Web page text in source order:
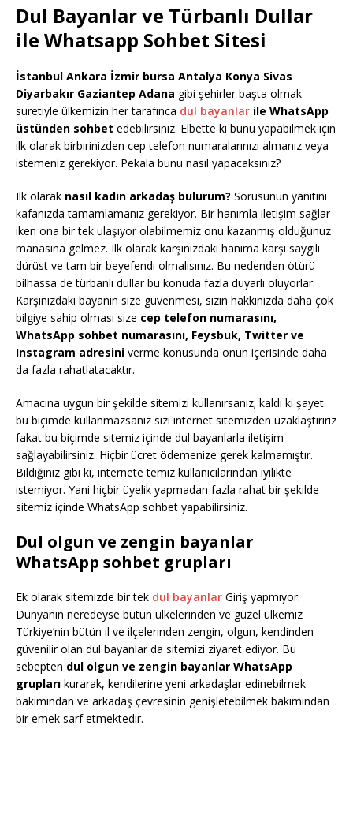
Dul Bayanlar ve Türbanlı Dullar
ile Whatsapp Sohbet Sitesi
İstanbul Ankara İzmir bursa Antalya Konya Sivas
Diyarbakır Gaziantep Adana gibi şehirler başta olmak
suretiyle ülkemizin her tarafınca dul bayanlar ile WhatsApp
üstünden sohbet edebilirsiniz. Elbette ki bunu yapabilmek için
ilk olarak birbirinizden cep telefon numaralarınızı almanız veya
istemeniz gerekiyor. Pekala bunu nasıl yapacaksınız?
Ilk olarak nasıl kadın arkadaş bulurum? Sorusunun yanıtını
kafanızda tamamlamanız gerekiyor. Bir hanımla iletişim sağlar
iken ona bir tek ulaşıyor olabilmemiz onu kazanmış olduğunuz
manasına gelmez. Ilk olarak karşınızdaki hanıma karşı saygılı
dürüst ve tam bir beyefendi olmalısınız. Bu nedenden ötürü
bilhassa de türbanlı dullar bu konuda fazla duyarlı oluyorlar.
Karşınızdaki bayanın size güvenmesi, sizin hakkınızda daha çok
bilgiye sahip olması size cep telefon numarasını,
WhatsApp sohbet numarasını, Feysbuk, Twitter ve
Instagram adresini verme konusunda onun içerisinde daha
da fazla rahatlatacaktır.
Amacına uygun bir şekilde sitemizi kullanırsanız; kaldı ki şayet
bu biçimde kullanmazsanız sizi internet sitemizden uzaklaştırırız
fakat bu biçimde sitemiz içinde dul bayanlarla iletişim
sağlayabilirsiniz. Hiçbir ücret ödemenize gerek kalmamıştır.
Bildiğiniz gibi ki, internete temiz kullanıcılarından iyilikte
istemiyor. Yani hiçbir üyelik yapmadan fazla rahat bir şekilde
sitemiz içinde WhatsApp sohbet yapabilirsiniz.
Dul olgun ve zengin bayanlar
WhatsApp sohbet grupları
Ek olarak sitemizde bir tek dul bayanlar Giriş yapmıyor.
Dünyanın neredeyse bütün ülkelerinden ve güzel ülkemiz
Türkiye’nin bütün il ve ilçelerinden zengin, olgun, kendinden
güvenilir olan dul bayanlar da sitemizi ziyaret ediyor. Bu
sebepten dul olgun ve zengin bayanlar WhatsApp
grupları kurarak, kendilerine yeni arkadaşlar edinebilmek
bakımından ve arkadaş çevresinin genişletebilmek bakımından
bir emek sarf etmektedir.